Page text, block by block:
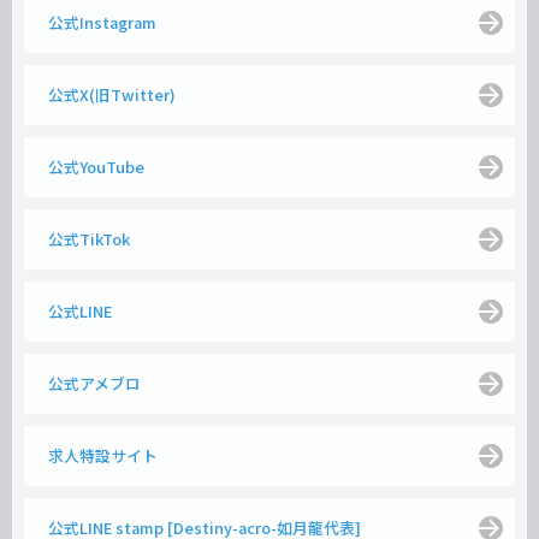
公式Instagram
公式X(旧Twitter)
公式YouTube
公式TikTok
公式LINE
公式アメブロ
求人特設サイト
公式LINE stamp [Destiny-acro-如月龍代表]